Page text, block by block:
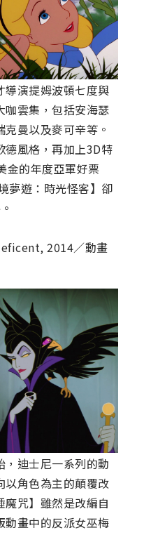
導演提姆波頓七度與
咖雲集，包括安海瑟
曼以及麥可辛等。
德風格，再加上3D特
金的年度亞軍好票
夢遊：時光怪客】卻
2014／動畫
迪士尼一系列的動
以角色為主的顛覆改
咒】雖然是改編自
動畫中的反派女巫梅